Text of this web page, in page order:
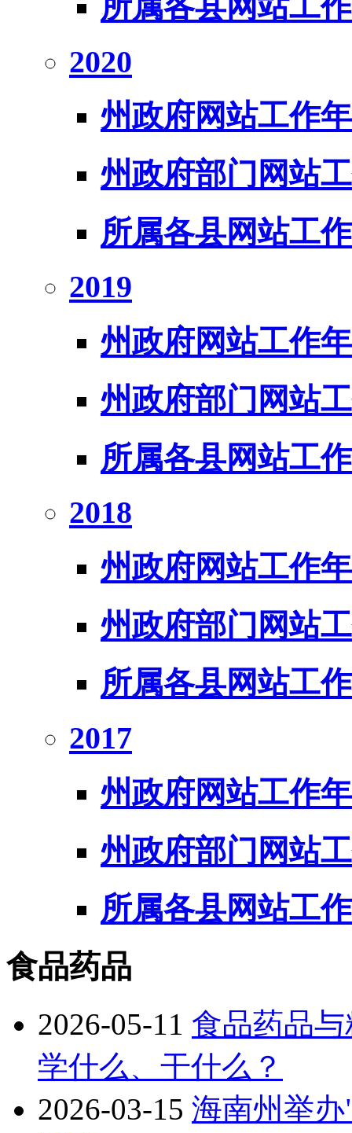
2020
州政府网站工作
州政府部门网站
所属各县网站工
2019
州政府网站工作
州政府部门网站
所属各县网站工
2018
州政府网站工作
州政府部门网站
所属各县网站工
2017
州政府网站工作
州政府部门网站
所属各县网站工
食品药品
2026-05-11 食品药品
学什么、干什么？
2026-03-15 海南州举